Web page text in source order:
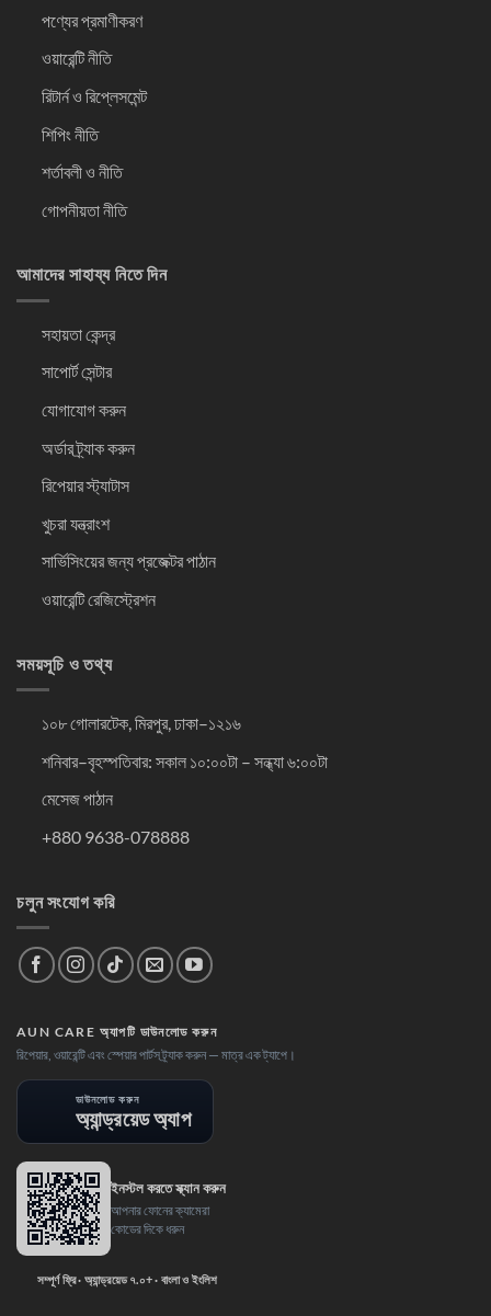
পণ্যের প্রমাণীকরণ
ওয়ারেন্টি নীতি
রিটার্ন ও রিপ্লেসমেন্ট
শিপিং নীতি
শর্তাবলী ও নীতি
গোপনীয়তা নীতি
আমাদের সাহায্য নিতে দিন
সহায়তা কেন্দ্র
সাপোর্ট সেন্টার
যোগাযোগ করুন
অর্ডার ট্র্যাক করুন
রিপেয়ার স্ট্যাটাস
খুচরা যন্ত্রাংশ
সার্ভিসিংয়ের জন্য প্রজেক্টর পাঠান
ওয়ারেন্টি রেজিস্ট্রেশন
সময়সূচি ও তথ্য
১০৮ গোলারটেক, মিরপুর, ঢাকা–১২১৬
শনিবার–বৃহস্পতিবার: সকাল ১০:০০টা – সন্ধ্যা ৬:০০টা
মেসেজ পাঠান
+880 9638-078888
চলুন সংযোগ করি
AUN CARE অ্যাপটি ডাউনলোড করুন
রিপেয়ার, ওয়ারেন্টি এবং স্পেয়ার পার্টস ট্র্যাক করুন — মাত্র এক ট্যাপে।
ডাউনলোড করুন
অ্যান্ড্রয়েড অ্যাপ
ইনস্টল করতে স্ক্যান করুন
আপনার ফোনের ক্যামেরা
কোডের দিকে ধরুন
সম্পূর্ণ ফ্রি · অ্যান্ড্রয়েড ৭.০+ · বাংলা ও ইংলিশ